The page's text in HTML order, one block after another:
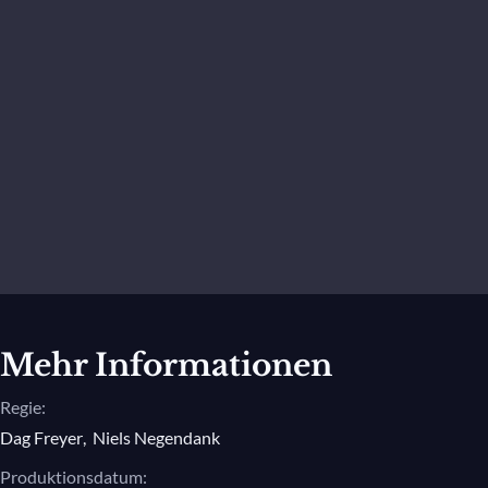
Mehr Informationen
Regie:
Dag Freyer, Niels Negendank
Produktionsdatum: